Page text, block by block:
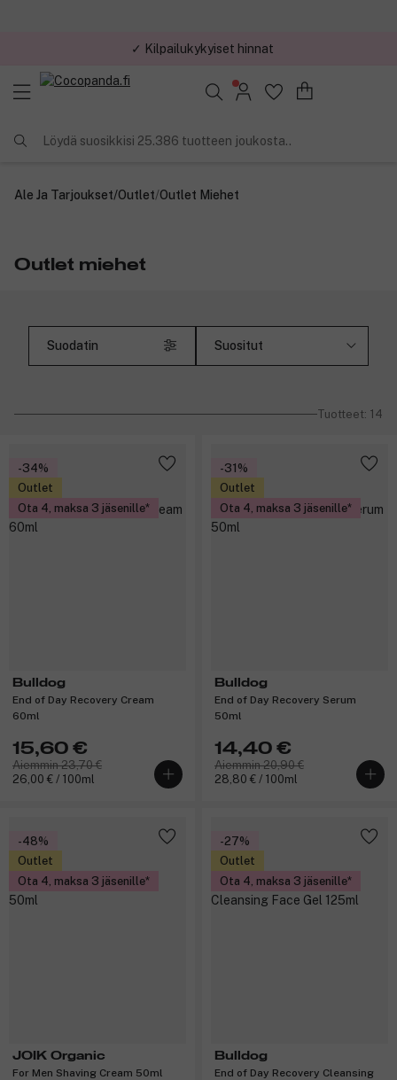
✓ Kilpailukykyiset hinnat
Löydä suosikkisi 25.386 tuotteen joukosta..
Ale Ja Tarjoukset/Outlet/Outlet Miehet
Outlet miehet
Suodatin
Tuotteet: 14
-34%
Outlet
Ota 4, maksa 3 jäsenille
Bulldog
End of Day Recovery Cream
60ml
15,60 €
Aiemmin 23,70 €
26,00 € / 100ml
-31%
Outlet
Ota 4, maksa 3 jäsenille
Bulldog
End of Day Recovery Serum
50ml
14,40 €
Aiemmin 20,90 €
28,80 € / 100ml
-48%
Outlet
Ota 4, maksa 3 jäsenille
JOIK Organic
For Men Shaving Cream 50ml
-27%
Outlet
Ota 4, maksa 3 jäsenille
Bulldog
End of Day Recovery Cleansing